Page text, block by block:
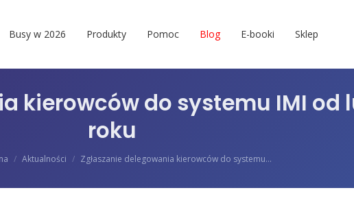
Busy w 2026 Produkty Pomoc Blog E-booki Sklep
kierowców do systemu IMI od
roku
Aktualności Zgłaszanie delegowania kierowców do systemu…